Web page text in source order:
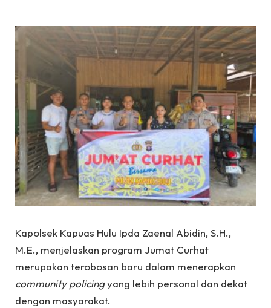
Kapolsek Kapuas Hulu Ipda Zaenal Abidin, S.H.,
M.E., menjelaskan program Jumat Curhat
merupakan terobosan baru dalam menerapkan
community policingyang lebih personal dan dekat
dengan masyarakat.